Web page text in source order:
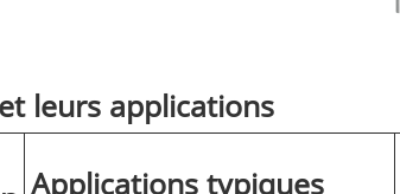
leurs applications
Applications typiques